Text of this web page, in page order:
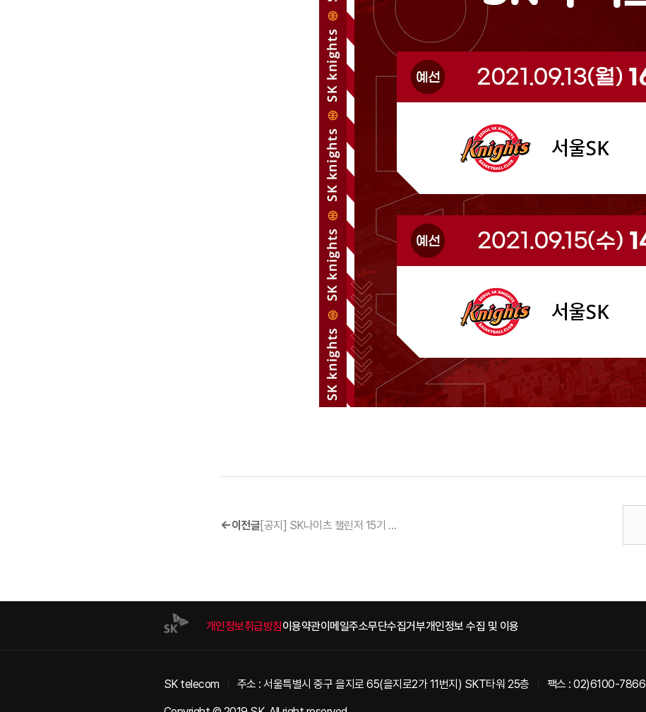
이전글 [공지] SK나이츠 챌린저 15기 모집 안내
개인정보취급방침이용약관이메일주소무단수집거부개인정보 수집 및 이용
SK telecom 주소 : 서울특별시 중구 을지로 65(을지로2가 11번지) SKT타워 25층 팩스 : 02)6100-7866